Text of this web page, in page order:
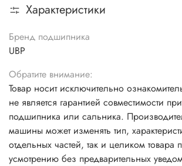
Характеристики
Бренд подшипника
UBP
Обратите внимание:
Товар носит исключительно
не является гарантией совместимости
подшипника или сальника.
машины может изменять тип,
отдельных частей, так и целиком товара
усмотрению без предварительных